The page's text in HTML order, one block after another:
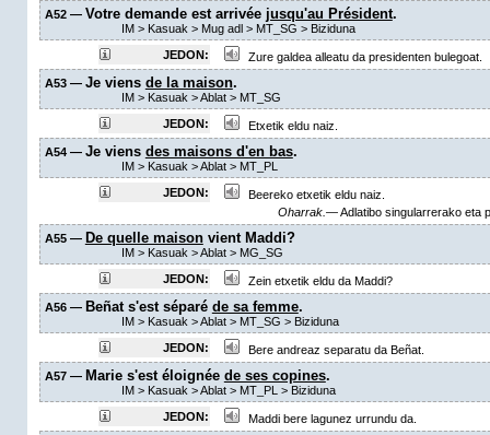
A52 — Votre demande est arrivée jusqu'au Président.
IM> Kasuak > Mug adl> MT_SG > Biziduna
JEDON:
Zure galdea alleatu da presidenten bulegoat.
A53 — Je viens de la maison.
IM> Kasuak >Ablat> MT_SG
JEDON:
Etxetik eldu naiz.
A54 — Je viens des maisons d'en bas.
IM> Kasuak >Ablat> MT_PL
JEDON:
Beereko etxetik eldu naiz.
Oharrak.—Adlatibo singularrerako eta
A55 — De quelle maisonvient Maddi?
IM> Kasuak >Ablat> MG_SG
JEDON:
Zein etxetik eldu da Maddi?
A56 — Beñat s'est séparé de sa femme.
IM> Kasuak >Ablat> MT_SG > Biziduna
JEDON:
Bere andreaz separatu da Beñat.
A57 — Marie s'est éloignée de ses copines.
IM> Kasuak >Ablat> MT_PL > Biziduna
JEDON:
Maddi bere lagunez urrundu da.